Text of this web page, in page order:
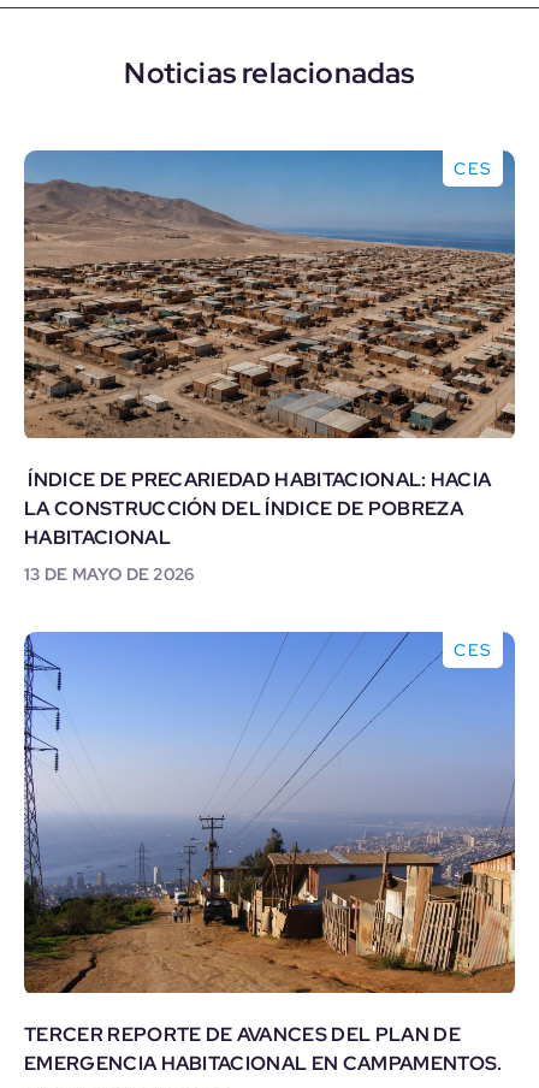
Noticias relacionadas
CES
ÍNDICE DE PRECARIEDAD HABITACIONAL: HACIA
LA CONSTRUCCIÓN DEL ÍNDICE DE POBREZA
HABITACIONAL
13 DE MAYO DE 2026
CES
TERCER REPORTE DE AVANCES DEL PLAN DE
EMERGENCIA HABITACIONAL EN CAMPAMENTOS.